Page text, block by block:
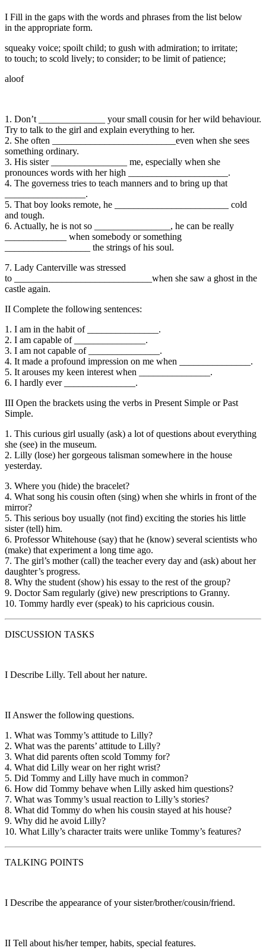
I Fill in the gaps with the words and phrases from the list below
in the appropriate form.
squeaky voice; spoilt child; to gush with admiration; to irritate;
to touch; to scold lively; to consider; to be limit of patience;
aloof
1. Don’t ______________ your small cousin for her wild behaviour.
Try to talk to the girl and explain everything to her.
2. She often __________________________even when she sees
something ordinary.
3. His sister ________________ me, especially when she
pronounces words with her high _____________________.
4. The governess tries to teach manners and to bring up that
_________________.
5. That boy looks remote, he ________________________ cold
and tough.
6. Actually, he is not so ________________, he can be really
_____________ when somebody or something
__________________ the strings of his soul.
7. Lady Canterville was stressed
to _____________________________when she saw a ghost in the
castle again.
II Complete the following sentences:
1. I am in the habit of _______________.
2. I am capable of _______________.
3. I am not capable of _______________.
4. It made a profound impression on me when _______________.
5. It arouses my keen interest when _______________.
6. I hardly ever _______________.
III Open the brackets using the verbs in Present Simple or Past
Simple.
1. This curious girl usually (ask) a lot of questions about everything
she (see) in the museum.
2. Lilly (lose) her gorgeous talisman somewhere in the house
yesterday.
3. Where you (hide) the bracelet?
4. What song his cousin often (sing) when she whirls in front of the
mirror?
5. This serious boy usually (not find) exciting the stories his little
sister (tell) him.
6. Professor Whitehouse (say) that he (know) several scientists who
(make) that experiment a long time ago.
7. The girl’s mother (call) the teacher every day and (ask) about her
daughter’s progress.
8. Why the student (show) his essay to the rest of the group?
9. Doctor Sam regularly (give) new prescriptions to Granny.
10. Tommy hardly ever (speak) to his capricious cousin.
DISCUSSION TASKS
I Describe Lilly. Tell about her nature.
II Answer the following questions.
1. What was Tommy’s attitude to Lilly?
2. What was the parents’ attitude to Lilly?
3. What did parents often scold Tommy for?
4. What did Lilly wear on her right wrist?
5. Did Tommy and Lilly have much in common?
6. How did Tommy behave when Lilly asked him questions?
7. What was Tommy’s usual reaction to Lilly’s stories?
8. What did Tommy do when his cousin stayed at his house?
9. Why did he avoid Lilly?
10. What Lilly’s character traits were unlike Tommy’s features?
TALKING POINTS
I Describe the appearance of your sister/brother/cousin/friend.
II Tell about his/her temper, habits, special features.